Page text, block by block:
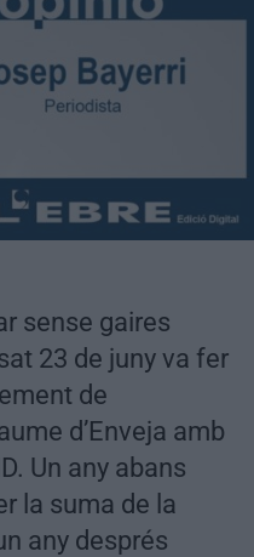
sense gaires
23 de juny va fer
de
d’Enveja amb
Un any abans
la suma de la
any després